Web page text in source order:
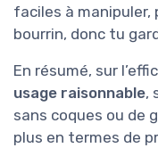
faciles à manipuler,
bourrin, donc tu
En résumé, sur
usage raisonnable,
sans coques ou de
plus en termes de